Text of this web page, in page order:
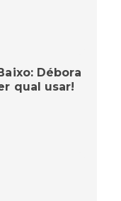
Débora
qual usar!